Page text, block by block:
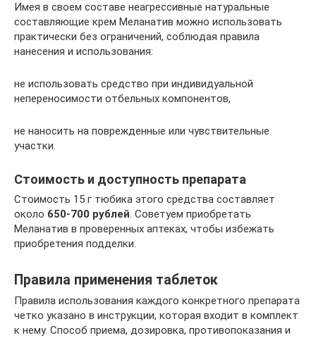
Имея в своем составе неагрессивные натуральные
составляющие крем Меланатив можно использовать
практически без ограничений, соблюдая правила
нанесения и использования:
не использовать средство при индивидуальной
непереносимости отбельных компонентов,
не наносить на поврежденные или чувствительные
участки.
Стоимость и доступность препарата
Стоимость 15 г тюбика этого средства составляет
около 650-700 рублей. Советуем приобретать
Меланатив в проверенных аптеках, чтобы избежать
приобретения подделки.
Правила применения таблеток
Правила использования каждого конкретного препарата
четко указано в инструкции, которая входит в комплект
к нему. Способ приема, дозировка, противопоказания и